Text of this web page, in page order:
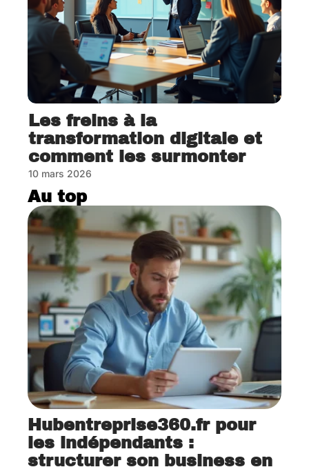
Les freins à la
transformation digitale et
comment les surmonter
10 mars 2026
Au top
Hubentreprise360.fr pour
les indépendants :
structurer son business en